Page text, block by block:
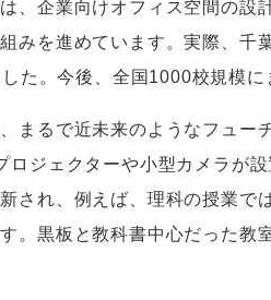
、企業向けオフィス空間の設
みを進めています。実際、千
た。今後、全国1000校規模に
まるで近未来のようなフュー
ジェクターや小型カメラが
され、例えば、理科の授業で
。黒板と教科書中心だった教